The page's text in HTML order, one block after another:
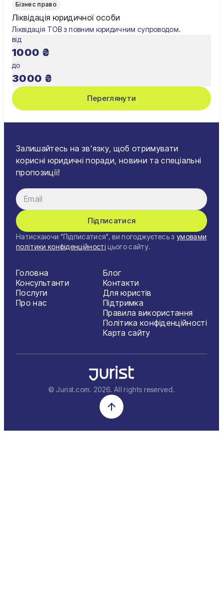
Бізнес право
Ліквідація юридичної особи
Ліквідація ТОВ з повним юридичним супроводом.
від
1000 ₴
до
3000 ₴
Переглянути
Залишайтесь на зв'язку, щоб отримувати
корисні юридичні поради, новини та спеціальні
пропозиції!
Підписатися
Натискаючи "Підписатися", ви погоджуєтесь з умовами
політики конфіденційності цього сайту.
Головна
Консультанти
Послуги
Про нас
Блог
Контакти
Для юристів
Підтримка
Правила використання
Політика конфіденційності
Карта сайту
© Jurist.com. 2026. All rights reserved.